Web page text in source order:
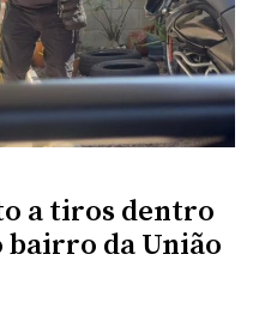
a tiros dentro
bairro da União